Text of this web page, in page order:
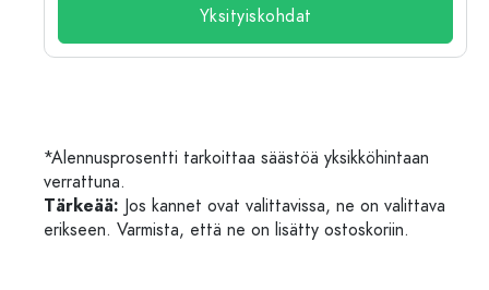
Yksityiskohdat
*Alennusprosentti tarkoittaa säästöä yksikköhintaan
verrattuna.
Tärkeää: Jos kannet ovat valittavissa, ne on valittava
erikseen. Varmista, että ne on lisätty ostoskoriin.